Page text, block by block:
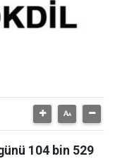
104 bin 529